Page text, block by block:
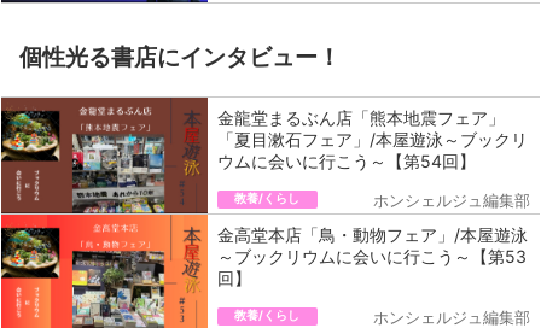
個性光る書店にインタビュー！
金龍堂まるぶん店「熊本地震フェア」
「夏目漱石フェア」/本屋遊泳～ブックリ
ウムに会いに行こう～【第54回】
教養/くらし ホンシェルジュ編集部
金高堂本店「鳥・動物フェア」/本屋遊泳
～ブックリウムに会いに行こう～【第53
回】
教養/くらし ホンシェルジュ編集部